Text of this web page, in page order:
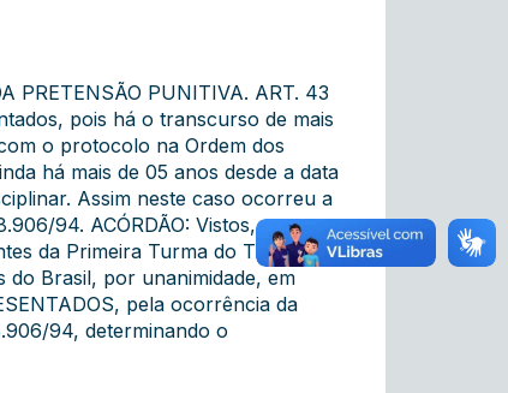
PRETENSÃO PUNITIVA. ART. 43
pois há o transcurso de mais
o protocolo na Ordem dos
há mais de 05 anos desde a data
Assim neste caso ocorreu a
94. ACÓRDÃO: Vistos,
da Primeira Turma do Tribunal
do Brasil, por unanimidade, em
pela ocorrência da
94, determinando o